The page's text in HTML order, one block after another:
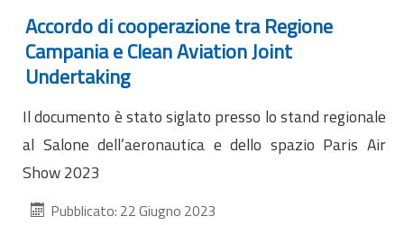
Accordo di cooperazione tra Regione
Campania e Clean Aviation Joint
Undertaking
Il documento è stato siglato presso lo stand regionale
al Salone dell’aeronautica e dello spazio Paris Air
Show 2023
Pubblicato: 22 Giugno 2023